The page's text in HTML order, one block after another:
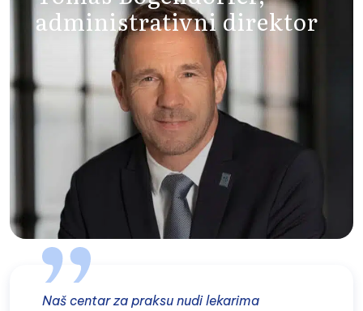
administrativni direktor
Naš centar za praksu nudi lekarima